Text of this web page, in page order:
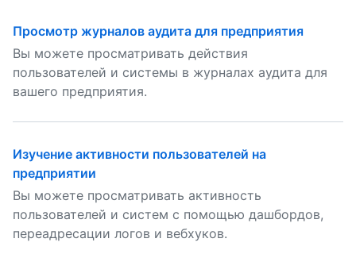
Просмотр журналов аудита для предприятия
Вы можете просматривать действия
пользователей и системы в журналах аудита для
вашего предприятия.
Изучение активности пользователей на
предприятии
Вы можете просматривать активность
пользователей и систем с помощью дашбордов,
переадресации логов и вебхуков.